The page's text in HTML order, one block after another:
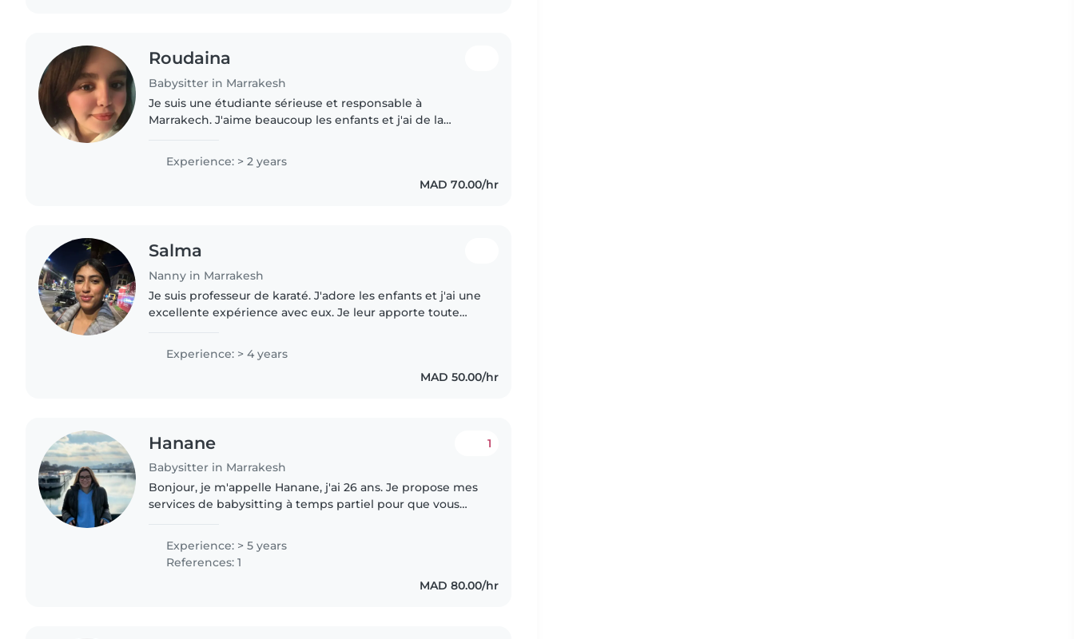
Roudaina
Babysitter in Marrakesh
Je suis une étudiante sérieuse et responsable à
Marrakech. J'aime beaucoup les enfants et j'ai de la
avec eux, les aider à manger,..
Experience: > 2 years
MAD 70.00/hr
Salma
Nanny in Marrakesh
Je suis professeur de karaté. J'adore les enfants et j'ai une
excellente expérience avec eux. Je leur apporte toute
Experience: > 4 years
MAD 50.00/hr
Hanane
Babysitter in Marrakesh
1
Bonjour, je m'appelle Hanane, j'ai 26 ans. Je propose mes
services de babysitting à temps partiel pour que vous
week-ends en toute..
Experience: > 5 years
References: 1
MAD 80.00/hr